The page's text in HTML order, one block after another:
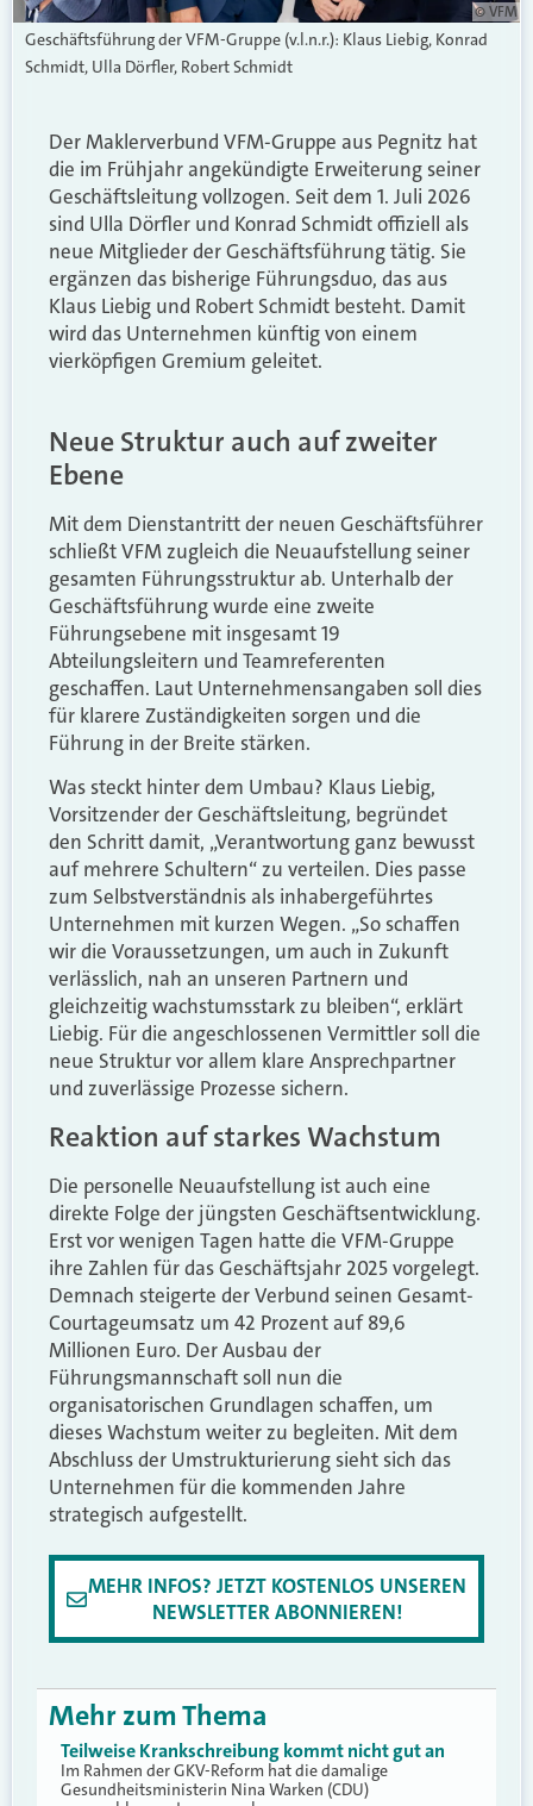
© VFM
Geschäftsführung der VFM-Gruppe (v.l.n.r.): Klaus Liebig, Konrad
Schmidt, Ulla Dörfler, Robert Schmidt
Der Maklerverbund VFM-Gruppe aus Pegnitz hat
die im Frühjahr angekündigte Erweiterung seiner
Geschäftsleitung vollzogen. Seit dem 1. Juli 2026
sind Ulla Dörfler und Konrad Schmidt offiziell als
neue Mitglieder der Geschäftsführung tätig. Sie
ergänzen das bisherige Führungsduo, das aus
Klaus Liebig und Robert Schmidt besteht. Damit
wird das Unternehmen künftig von einem
vierköpfigen Gremium geleitet.
Neue Struktur auch auf zweiter
Ebene
Mit dem Dienstantritt der neuen Geschäftsführer
schließt VFM zugleich die Neuaufstellung seiner
gesamten Führungsstruktur ab. Unterhalb der
Geschäftsführung wurde eine zweite
Führungsebene mit insgesamt 19
Abteilungsleitern und Teamreferenten
geschaffen. Laut Unternehmensangaben soll dies
für klarere Zuständigkeiten sorgen und die
Führung in der Breite stärken.
Was steckt hinter dem Umbau? Klaus Liebig,
Vorsitzender der Geschäftsleitung, begründet
den Schritt damit, „Verantwortung ganz bewusst
auf mehrere Schultern“ zu verteilen. Dies passe
zum Selbstverständnis als inhabergeführtes
Unternehmen mit kurzen Wegen. „So schaffen
wir die Voraussetzungen, um auch in Zukunft
verlässlich, nah an unseren Partnern und
gleichzeitig wachstumsstark zu bleiben“, erklärt
Liebig. Für die angeschlossenen Vermittler soll die
neue Struktur vor allem klare Ansprechpartner
und zuverlässige Prozesse sichern.
Reaktion auf starkes Wachstum
Die personelle Neuaufstellung ist auch eine
direkte Folge der jüngsten Geschäftsentwicklung.
Erst vor wenigen Tagen hatte die VFM-Gruppe
ihre Zahlen für das Geschäftsjahr 2025 vorgelegt.
Demnach steigerte der Verbund seinen Gesamt-
Courtageumsatz um 42 Prozent auf 89,6
Millionen Euro. Der Ausbau der
Führungsmannschaft soll nun die
organisatorischen Grundlagen schaffen, um
dieses Wachstum weiter zu begleiten. Mit dem
Abschluss der Umstrukturierung sieht sich das
Unternehmen für die kommenden Jahre
strategisch aufgestellt.
MEHR INFOS? JETZT KOSTENLOS UNSEREN
NEWSLETTER ABONNIEREN!
Mehr zum Thema
Teilweise Krankschreibung kommt nicht gut an
Im Rahmen der GKV-Reform hat die damalige
Gesundheitsministerin Nina Warken (CDU)